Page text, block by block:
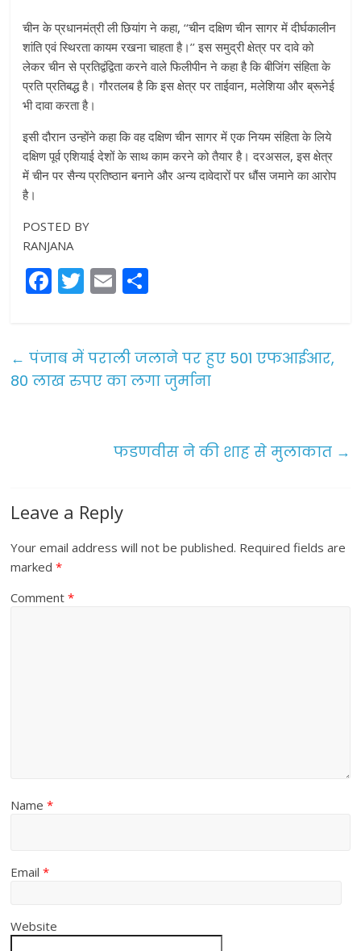
चीन के प्रधानमंत्री ली छियांग ने कहा, ‘‘चीन दक्षिण चीन सागर में दीर्घकालीन
शांति एवं स्थिरता कायम रखना चाहता है।’’ इस समुद्री क्षेत्र पर दावे को
लेकर चीन से प्रतिद्वंद्विता करने वाले फिलीपीन ने कहा है कि बीजिंग संहिता के
प्रति प्रतिबद्ध है। गौरतलब है कि इस क्षेत्र पर ताईवान, मलेशिया और ब्रूनेई
भी दावा करता है।
इसी दौरान उन्होंने कहा कि वह दक्षिण चीन सागर में एक नियम संहिता के लिये
दक्षिण पूर्व एशियाई देशों के साथ काम करने को तैयार है। दरअसल, इस क्षेत्र
में चीन पर सैन्य प्रतिष्ठान बनाने और अन्य दावेदारों पर धौंस जमाने का आरोप
है।
POSTED BY
RANJANA
F
a
e
b
T
w
er
E
m
l e
← पंजाब में पराली जलाने पर हुए 501 एफआईआर,
80 लाख रुपए का लगा जुर्माना
फडणवीस ने की शाह से मुलाकात →
Leave a Reply
Your email address will not be published. Required fields are
marked*
Comment*
Name*
Email*
Website